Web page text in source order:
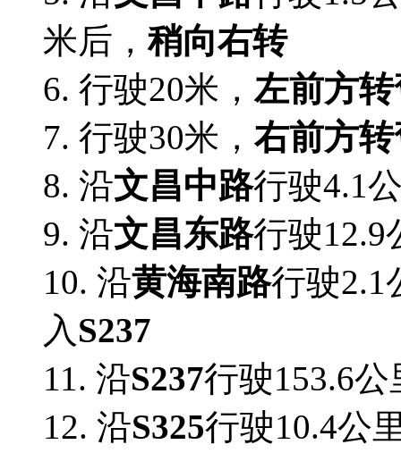
米后，稍向右转
6. 行驶20米， 左前方
7. 行驶30米， 右前方
8. 沿文昌中路行驶4.1
9. 沿文昌东路行驶12.9
10. 沿黄海南路行驶2.1
入 S237
11. 沿S237行驶153.6公
12. 沿S325行驶10.4公